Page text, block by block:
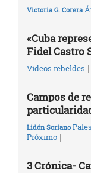
Victoria G. Corera
«Cuba
Fidel Castro
Vídeos rebeldes |
Campos de
Lidón Soriano
Próximo |
3 Crónica-